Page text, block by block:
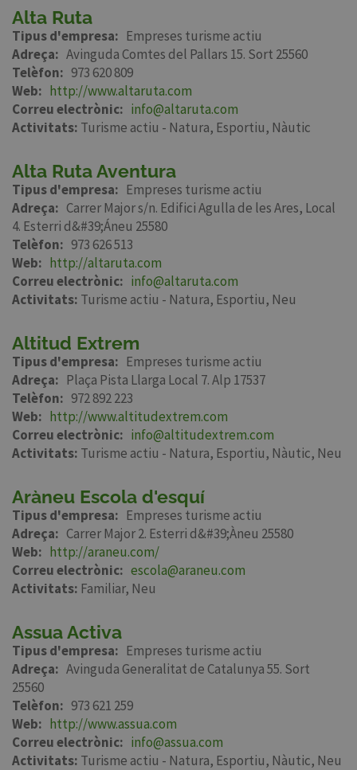
Alta Ruta
Tipus d'empresa
Empreses turisme actiu
Adreça
Avinguda Comtes del Pallars 15. Sort 25560
Telèfon
973 620 809
Web
http://www.altaruta.com
Correu electrònic
info@altaruta.com
Activitats: Turisme actiu - Natura Esportiu Nàutic
Alta Ruta Aventura
Tipus d'empresa
Empreses turisme actiu
Adreça
Carrer Major s/n. Edifici Agulla de les Ares, Local
4. Esterri d&#39;Áneu 25580
Telèfon
973 626 513
Web
http://altaruta.com
Correu electrònic
info@altaruta.com
Activitats: Turisme actiu - Natura Esportiu Neu
Altitud Extrem
Tipus d'empresa
Empreses turisme actiu
Adreça
Plaça Pista Llarga Local 7. Alp 17537
Telèfon
972 892 223
Web
http://www.altitudextrem.com
Correu electrònic
info@altitudextrem.com
Activitats: Turisme actiu - Natura Esportiu Nàutic Neu
Aràneu Escola d'esquí
Tipus d'empresa
Empreses turisme actiu
Adreça
Carrer Major 2. Esterri d&#39;Àneu 25580
Web
http://araneu.com/
Correu electrònic
escola@araneu.com
Activitats: Familiar Neu
Assua Activa
Tipus d'empresa
Empreses turisme actiu
Adreça
Avinguda Generalitat de Catalunya 55. Sort
25560
Telèfon
973 621 259
Web
http://www.assua.com
Correu electrònic
info@assua.com
Activitats: Turisme actiu - Natura Esportiu Nàutic Neu